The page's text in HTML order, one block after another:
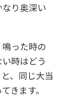
り奥深い
った時の
時はどう
、同じ大当
きます。